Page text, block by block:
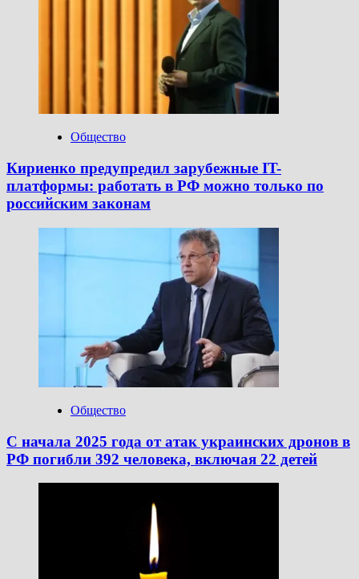
Общество
Кириенко предупредил зарубежные IT-
платформы: работать в РФ можно только по
российским законам
Общество
С начала 2025 года от атак украинских дронов в
РФ погибли 392 человека, включая 22 детей